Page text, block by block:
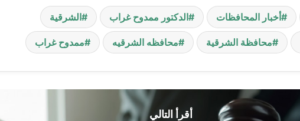
أخبار المحافظات الدكتور ممدوح غراب الشرقية
محافظة الشرقية محافظه الشرقيه ممدوح غراب
أقرأ التالي